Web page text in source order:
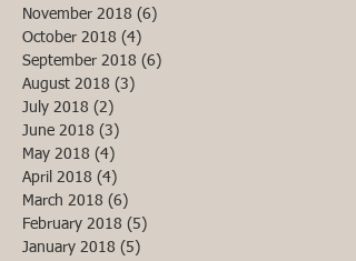
November 2018 (6)
October 2018 (4)
September 2018 (6)
August 2018 (3)
July 2018 (2)
June 2018 (3)
May 2018 (4)
April 2018 (4)
March 2018 (6)
February 2018 (5)
January 2018 (5)